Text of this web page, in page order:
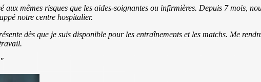
mêmes risques que les aides-soignantes ou infirmières. Depuis 7 mois,
notre centre hospitalier.
dès que je suis disponible pour les entraînements et les matchs. Me